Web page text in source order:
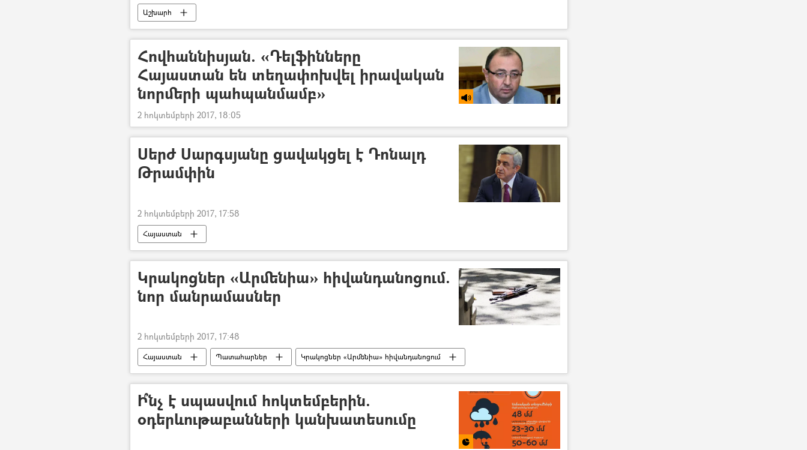
Աշխարհ
Հովհաննիսյան. «Դելֆինները
Հայաստան են տեղափոխվել իրավական
նորմերի պահպանմամբ»
2 հոկտեմբերի 2017, 18:05
Սերժ Սարգսյանը ցավակցել է Դոնալդ
Թրամփին
2 հոկտեմբերի 2017, 17:58
Հայաստան
Կրակոցներ «Արմենիա» հիվանդանոցում.
նոր մանրամասներ
2 հոկտեմբերի 2017, 17:48
Հայաստան Պատահարներ Կրակոցներ «Արմենիա» հիվանդանոցում
Ի՞նչ է սպասվում հոկտեմբերին.
օդերևութաբանների կանխատեսումը